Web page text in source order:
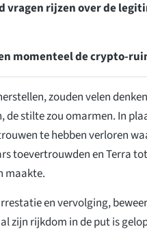
vragen rijzen over de
momenteel de crypto-
zouden velen
de stilte zou omarmen. In
te hebben verloren
toevertrouwden en Terra
maakte.
en vervolging,
zijn rijkdom in de put is